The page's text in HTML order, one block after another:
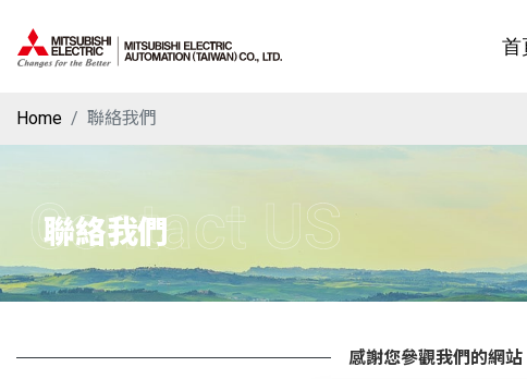
首
Home 聯絡我們
聯絡我們
Contact US
感謝您參觀我們的網